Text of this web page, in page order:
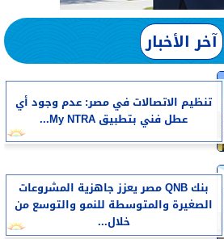
آخر الأخبار
تنظيم الاتصالات في مصر: عدم وجود أي
عطل فني بتطبيق My NTRA...
بنك QNB مصر يعزز جاهزية المشروعات
الصغيرة والمتوسطة للنمو والتوسع من
خلال...